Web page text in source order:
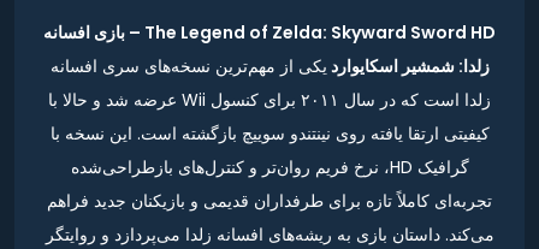
The Legend of Zelda: Skyward Sword HD – بازی افسانه
زلدا: شمشیر اسکایوارد یکی از مهم‌ترین نسخه‌های سری افسانه
زلدا است که در سال ۲۰۱۱ برای کنسول Wii عرضه شد و حالا با
کیفیتی ارتقا یافته روی نینتندو سوییچ بازگشته است. این نسخه با
گرافیک HD، نرخ فریم روان‌تر و کنترل‌های بازطراحی‌شده
تجربه‌ای کاملاً تازه برای طرفداران قدیمی و بازیکنان جدید فراهم
می‌کند. داستان بازی به ریشه‌های افسانه زلدا می‌پردازد و روایتگر